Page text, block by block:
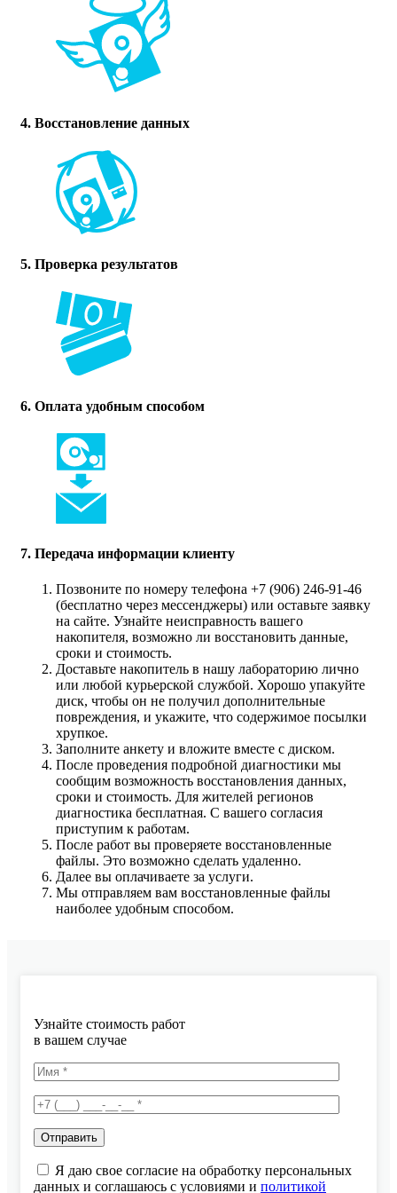
4. Восстановление данных
5. Проверка результатов
6. Оплата удобным способом
7. Передача информации клиенту
Позвоните по номеру телефона +7 (906) 246-91-46
(бесплатно через мессенджеры) или оставьте заявку
на сайте. Узнайте неисправность вашего
накопителя, возможно ли восстановить данные,
сроки и стоимость.
Доставьте накопитель в нашу лабораторию лично
или любой курьерской службой. Хорошо упакуйте
диск, чтобы он не получил дополнительные
повреждения, и укажите, что содержимое посылки
хрупкое.
Заполните анкету и вложите вместе с диском.
После проведения подробной диагностики мы
сообщим возможность восстановления данных,
сроки и стоимость. Для жителей регионов
диагностика бесплатная. С вашего согласия
приступим к работам.
После работ вы проверяете восстановленные
файлы. Это возможно сделать удаленно.
Далее вы оплачиваете за услуги.
Мы отправляем вам восстановленные файлы
наиболее удобным способом.
Узнайте стоимость работ
в вашем случае
Я даю свое согласие на обработку персональных
данных и соглашаюсь с условиями и политикой